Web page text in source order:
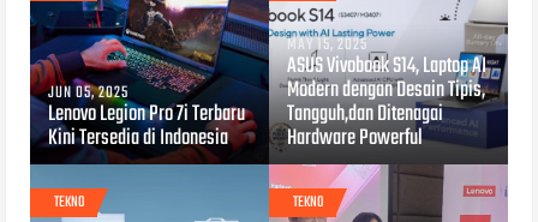
JUN 05, 2025
Lenovo Legion Pro 7i Terbaru
Kini Tersedia di Indonesia
MAY 15, 2025
ASUS Vivobook S14, Laptop AI
Modern dengan Desain Tipis,
Tangguh,dan Ditenagai
Hardware Powerful
TEKNO TEKNO